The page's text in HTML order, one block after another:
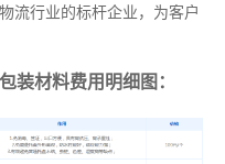
流行业的标杆企业，为客户
装材料费用明细图：